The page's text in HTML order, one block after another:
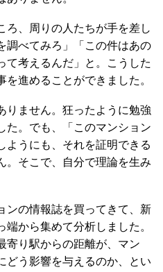
、周りの人たちが手を差し
調べてみろ」「この件はあの
て考えるんだ」と。こうした
進めることができました。
ません。狂ったように勉強
た。でも、「このマンション
ようにも、それを証明できる
。そこで、自分で理論を生み
の情報誌を買ってきて、新
から集めて分析しました。
寄り駅からの距離が、マン
どう影響を与えるのか、とい